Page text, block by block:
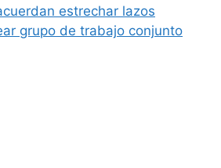
estrechar lazos
grupo de trabajo conjunto